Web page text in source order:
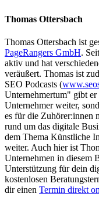
Thomas Ottersbach
Thomas Ottersbach ist
PageRangers GmbH.
aktiv und hat
veräußert. Thomas ist
SEO Podcasts (
Unternehmertum" gibt er
Unternehmer weiter,
es für die Zuhörer:innen
rund um das digitale
dem Thema Künstliche
weiter. Auch hier ist
Unternehmen in diesem
Unterstützung für dein
kostenlosen
dir einen Termin direkt